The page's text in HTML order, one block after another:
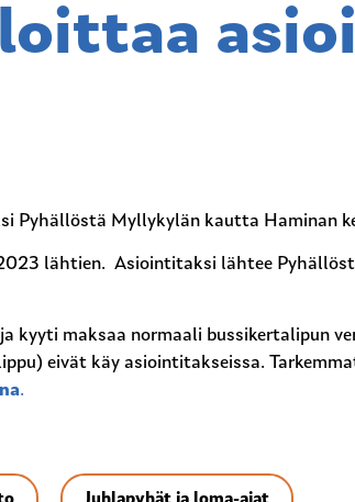
Pyhällöstä Myllykylän kautta Haminan
lähtien. Asiointitaksi lähtee
kyyti maksaa normaali bussikertalipun
eivät käy asiointitakseissa.
.